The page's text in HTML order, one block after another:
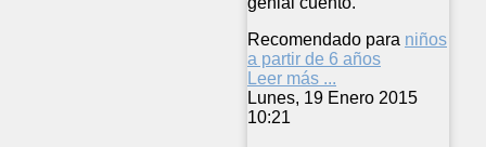
Recomendado para niños
a partir de 6 años
Leer más ...
Lunes, 19 Enero 2015
10:21